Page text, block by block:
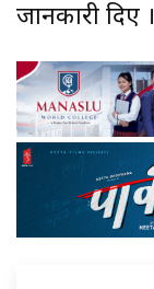
जानकारी दिए ।